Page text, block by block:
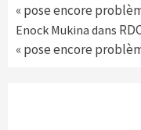
« pose encore
Enock Mukina dans
« pose encore